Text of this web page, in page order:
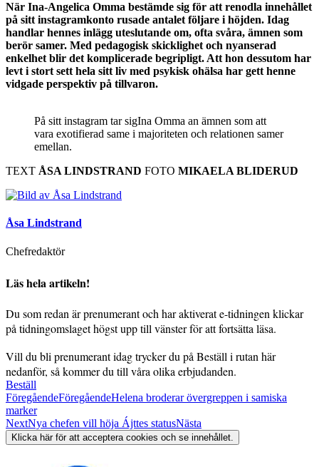
När Ina-Angelica Omma bestämde sig för att renodla innehållet
på sitt instagramkonto rusade antalet följare i höjden. Idag
handlar hennes inlägg uteslutande om, ofta svåra, ämnen som
berör samer. Med pedagogisk skicklighet och nyanserad
enkelhet blir det komplicerade begripligt. Att hon dessutom har
levt i stort sett hela sitt liv med psykisk ohälsa har gett henne
vidgade perspektiv på tillvaron.
På sitt instagram tar sigIna Omma an ämnen som att
vara exotifierad same i majoriteten och relationen samer
emellan.
TEXT ÅSA LINDSTRAND FOTO MIKAELA BLIDERUD
Åsa Lindstrand
Chefredaktör
Läs hela artikeln!
Du som redan är prenumerant och har aktiverat e-tidningen klickar
på tidningomslaget högst upp till vänster för att fortsätta läsa.
Vill du bli prenumerant idag trycker du på Beställ i rutan här
nedanför, så kommer du till våra olika erbjudanden.
Beställ
FöregåendeFöregåendeHelena broderar övergreppen i samiska
marker
NextNya chefen vill höja Ájttes statusNästa
Klicka här för att acceptera cookies och se innehållet.